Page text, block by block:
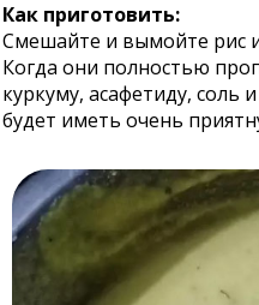
Как приготовить:
Смешайте и вымойте рис
Когда они полностью
куркуму, асафетиду,
будет иметь очень